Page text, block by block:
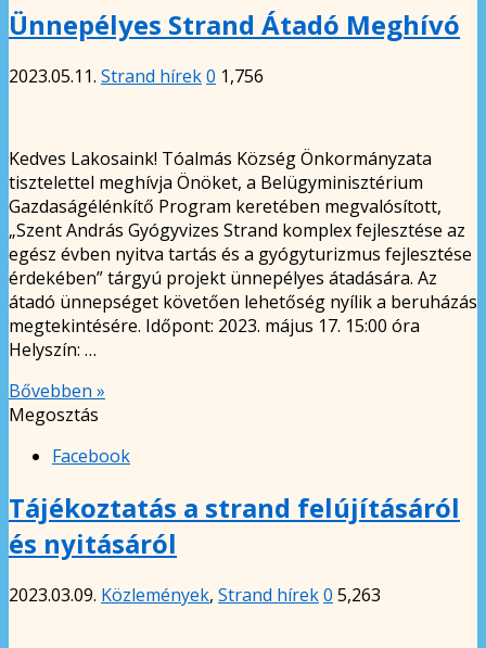
Ünnepélyes Strand Átadó Meghívó
2023.05.11. Strand hírek0 1,756
Kedves Lakosaink! Tóalmás Község Önkormányzata
tisztelettel meghívja Önöket, a Belügyminisztérium
Gazdaságélénkítő Program keretében megvalósított,
„Szent András Gyógyvizes Strand komplex fejlesztése az
egész évben nyitva tartás és a gyógyturizmus fejlesztése
érdekében” tárgyú projekt ünnepélyes átadására. Az
átadó ünnepséget követően lehetőség nyílik a beruházás
megtekintésére. Időpont: 2023. május 17. 15:00 óra
Helyszín: …
Bővebben »
Megosztás
Facebook
Tájékoztatás a strand felújításáról
és nyitásáról
2023.03.09. Közlemények, Strand hírek0 5,263